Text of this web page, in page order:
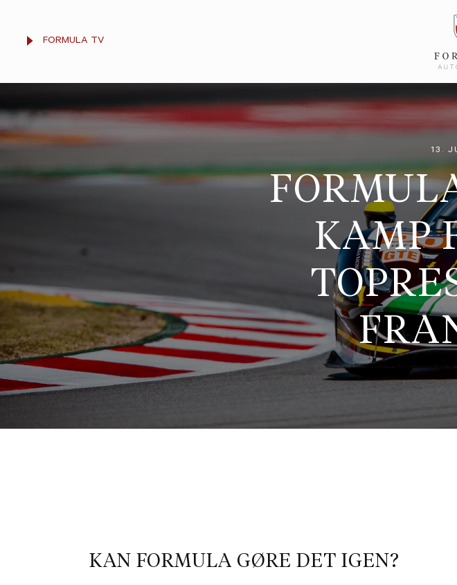
FORMULA TV
13.
KAMP
KAN FORMULA GØRE DET IGEN?